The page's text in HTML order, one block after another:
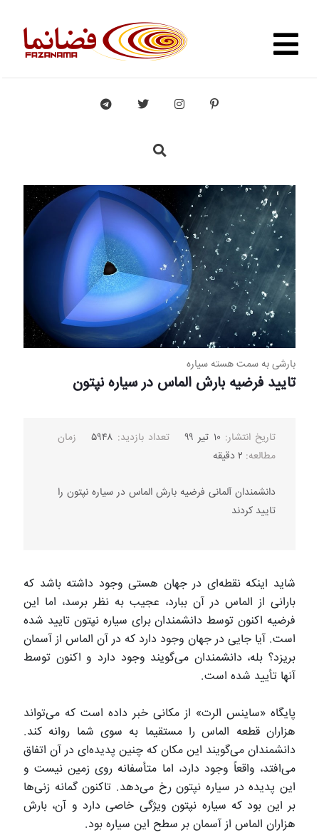
بارشی به سمت هسته سیاره
تایید فرضیه بارش الماس در سیاره نپتون
تاریخ انتشار: ۱۰ تیر ۹۹ تعداد بازدید: ۵۹۴۸
زمان
مطالعه: ۲ دقیقه
دانشمندان آلمانی فرضیه بارش الماس در سیاره نپتون را
تایید کردند
شاید اینکه نقطه‌ای در جهان هستی وجود داشته باشد که
بارانی از الماس در آن ببارد، عجیب به نظر برسد، اما این
فرضیه اکنون توسط دانشمندان برای سیاره نپتون تایید شده
است. آیا جایی در جهان وجود دارد که در آن الماس از آسمان
بریزد؟ بله، دانشمندان می‌گویند وجود دارد و اکنون توسط
آنها تأیید شده است.
پایگاه «ساینس الرت» از مکانی خبر داده است که می‌تواند
هزاران قطعه الماس را مستقیما به سوی شما روانه کند.
دانشمندان می‌گویند این مکان که چنین پدیده‌ای در آن اتفاق
می‌افتد، واقعاً وجود دارد، اما متأسفانه روی زمین نیست و
این پدیده در سیاره نپتون رخ می‌دهد. تاکنون گمانه زنی‌ها
بر این بود که سیاره نپتون ویژگی خاصی دارد و آن، بارش
هزاران الماس از آسمان بر سطح این سیاره بود.